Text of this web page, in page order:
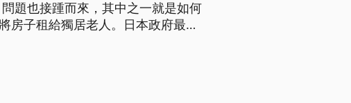
題也接踵而來，其中之一就是如何
房子租給獨居老人。日本政府最近